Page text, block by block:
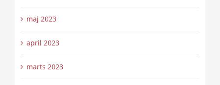
maj 2023
april 2023
marts 2023